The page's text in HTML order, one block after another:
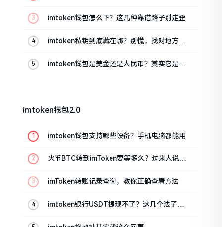
imtoken钱包怎么下？这几种靠谱路子别走歪
imtoken私钥到底藏在哪？别慌，找对地方才
imtoken钱包是美金还是人民币？其实它是个
imtoken钱包2.0
imtoken钱包支持哪些设备？手机电脑都能用
火币BTC转到imToken要等多久？过来人说说
imToken转账记录查询，教你正确查看方法
imtoken银行USDT提现不了？这几个法子能